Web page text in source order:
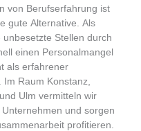
von Berufserfahrung ist
gute Alternative. Als
Stellen durch
einen Personalmangel
als erfahrener
Raum Konstanz,
Ulm vermitteln wir
und sorgen
profitieren.